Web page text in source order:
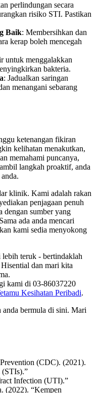
perlindungan secara
risiko STI. Pastikan
Baik: Membersihkan dan
kerap boleh mencegah
untuk menggalakkan
bakteria.
: Jadualkan saringan
menangani sebarang
ketenangan fikiran
kelihatan menakutkan,
memahami puncanya,
langkah proaktif, anda
klinik. Kami adalah rakan
penjagaan penuh
dengan sumber yang
ada anda mencari
kami sedia menyokong
lebih teruk - bertindaklah
dan mari kita
kami di 03-86037220
Kesihatan Peribadi.
anda bermula di sini. Mari
(CDC). (2021).
(STIs).”
Infection (UTI).”
(2022). “Kempen